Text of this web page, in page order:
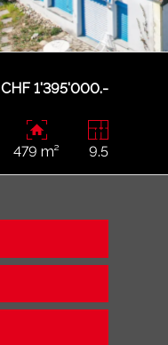
CHF 1'395'000.-
479 m² 9.5